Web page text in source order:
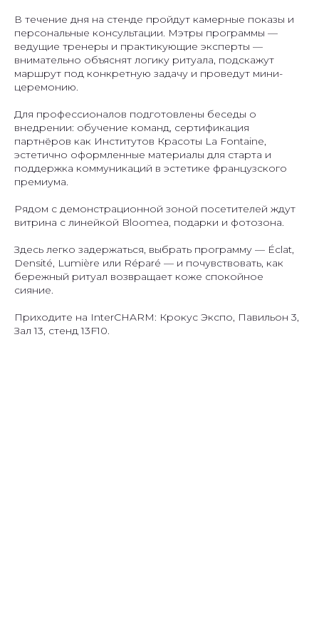
В течение дня на стенде пройдут камерные показы и
персональные консультации. Мэтры программы —
ведущие тренеры и практикующие эксперты —
внимательно объяснят логику ритуала, подскажут
маршрут под конкретную задачу и проведут мини-
церемонию.
Для профессионалов подготовлены беседы о
внедрении: обучение команд, сертификация
партнёров как Институтов Красоты La Fontaine,
эстетично оформленные материалы для старта и
поддержка коммуникаций в эстетике французского
премиума.
Рядом с демонстрационной зоной посетителей ждут
витрина с линейкой Bloomea, подарки и фотозона.
Здесь легко задержаться, выбрать программу — Éclat,
Densité, Lumière или Réparé — и почувствовать, как
бережный ритуал возвращает коже спокойное
сияние.
Приходите на InterCHARM: Крокус Экспо, Павильон 3,
Зал 13, стенд 13F10.